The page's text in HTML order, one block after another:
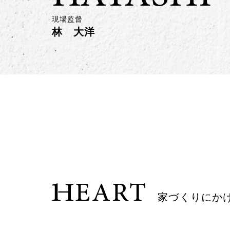
現場監督
林 大洋
EART 家づくりにか